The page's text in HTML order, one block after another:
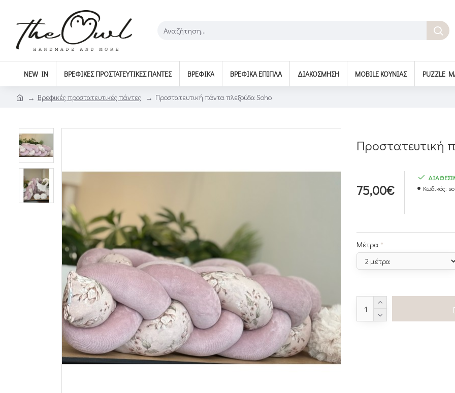
NEW IN ΒΡΕΦΙΚΈΣ ΠΡΟΣΤΑΤΕΥΤΙΚΈΣ ΠΆΝΤΕΣ ΒΡΕΦΙΚΆ BΡΕΦΙΚΆ ΈΠΙΠΛΑ ΔΙΑΚΌΣΜΗΣΗ MOBILE ΚΟΎΝΙΑΣ PUZZLE
Βρεφικές προστατευτικές πάντες Προστατευτική πάντα πλεξούδα Soho
Προστατευτική
75,00€
Κωδικός:
Μέτρα